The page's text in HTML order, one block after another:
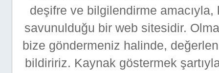
deşifre ve bilgilendirme
savunulduğu bir web sitesidir.
bize göndermeniz halinde,
bildiririz. Kaynak göstermek